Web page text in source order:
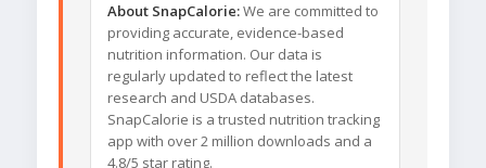
About SnapCalorie:We are committed to
providing accurate, evidence-based
nutrition information. Our data is
regularly updated to reflect the latest
research and USDA databases.
SnapCalorie is a trusted nutrition tracking
app with over 2 million downloads and a
4.8/5 star rating.